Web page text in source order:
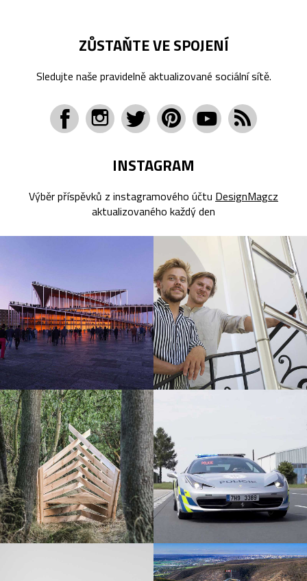
ZŮSTAŇTE VE SPOJENÍ
Sledujte naše pravidelně aktualizované sociální sítě.
INSTAGRAM
Výběr příspěvků z instagramového účtu DesignMagcz
aktualizovaného každý den